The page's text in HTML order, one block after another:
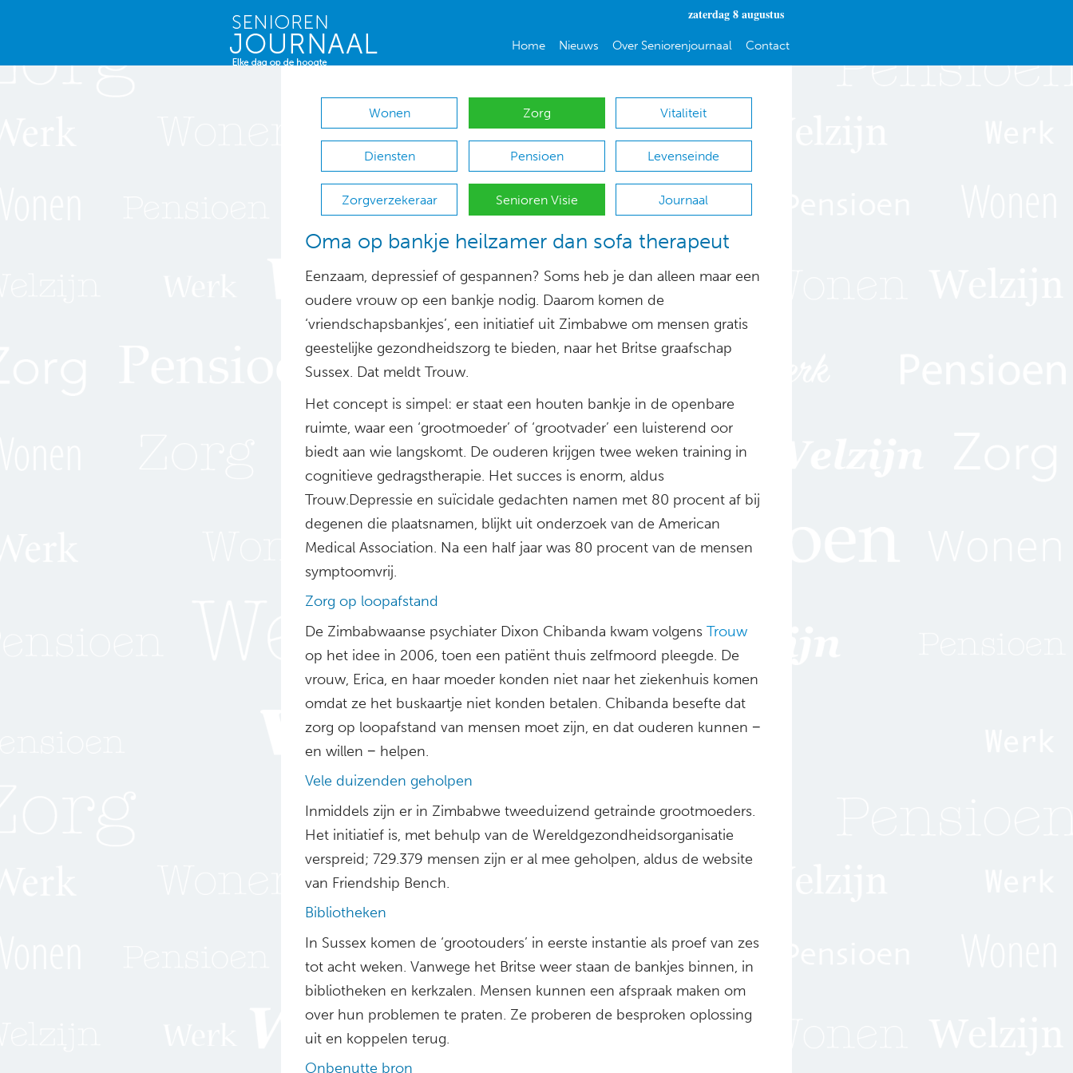
zaterdag 8 augustus
Home Nieuws Over Seniorenjournaal Contact
Wonen Zorg Vitaliteit
Diensten Pensioen Levenseinde
Zorgverzekeraar Senioren Visie Journaal
Oma op bankje heilzamer dan sofa therapeut
Eenzaam, depressief of gespannen? Soms heb je dan alleen maar een
oudere vrouw op een bankje nodig. Daarom komen de
‘vriendschapsbankjes’, een initiatief uit Zimbabwe om mensen gratis
geestelijke gezondheidszorg te bieden, naar het Britse graafschap
Sussex. Dat meldt Trouw.
Het concept is simpel: er staat een houten bankje in de openbare
ruimte, waar een ‘grootmoeder’ of ‘grootvader’ een luisterend oor
biedt aan wie langskomt. De ouderen krijgen twee weken training in
cognitieve gedragstherapie. Het succes is enorm, aldus
Trouw.Depressie en suïcidale gedachten namen met 80 procent af bij
degenen die plaatsnamen, blijkt uit onderzoek van de American
Medical Association. Na een half jaar was 80 procent van de mensen
symptoomvrij.
Zorg op loopafstand
De Zimbabwaanse psychiater Dixon Chibanda kwam volgens Trouw
op het idee in 2006, toen een patiënt thuis zelfmoord pleegde. De
vrouw, Erica, en haar moeder konden niet naar het ziekenhuis komen
omdat ze het buskaartje niet konden betalen. Chibanda besefte dat
zorg op loopafstand van mensen moet zijn, en dat ouderen kunnen −
en willen − helpen.
Vele duizenden geholpen
Inmiddels zijn er in Zimbabwe tweeduizend getrainde grootmoeders.
Het initiatief is, met behulp van de Wereldgezondheidsorganisatie
verspreid; 729.379 mensen zijn er al mee geholpen, aldus de website
van Friendship Bench.
Bibliotheken
In Sussex komen de ‘grootouders’ in eerste instantie als proef van zes
tot acht weken. Vanwege het Britse weer staan de bankjes binnen, in
bibliotheken en kerkzalen. Mensen kunnen een afspraak maken om
over hun problemen te praten. Ze proberen de besproken oplossing
uit en koppelen terug.
Onbenutte bron